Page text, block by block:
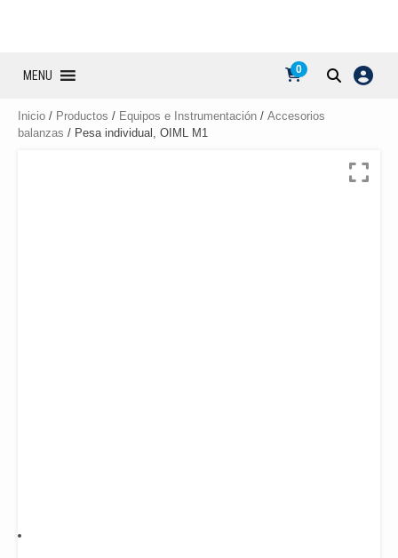
MENU 0
Inicio / Productos / Equipos e Instrumentación / Accesorios
balanzas / Pesa individual, OIML M1